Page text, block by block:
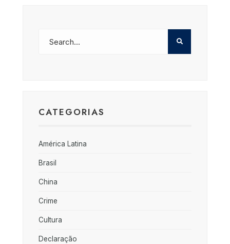
CATEGORIAS
América Latina
Brasil
China
Crime
Cultura
Declaração